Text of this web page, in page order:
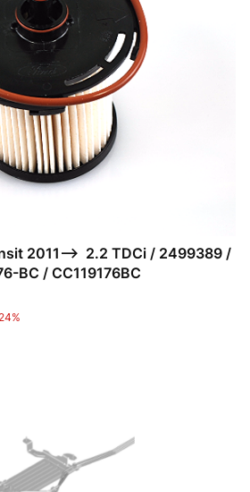
TDCi / 2499389 /
BC / CC119176BC